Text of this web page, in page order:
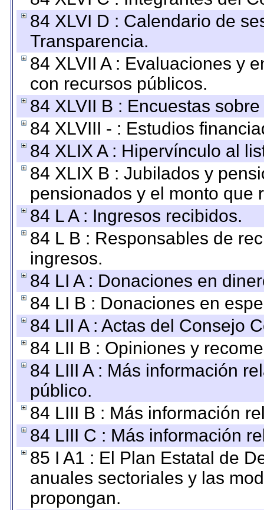
84 XLVI D : Calendario de
Transparencia.
84 XLVII A : Evaluaciones y
con recursos públicos.
84 XLVII B : Encuestas
84 XLVIII - : Estudios
84 XLIX A : Hipervínculo al
84 XLIX B : Jubilados y
pensionados y el monto que
84 L A : Ingresos recibidos.
84 L B : Responsables de
ingresos.
84 LI A : Donaciones en
84 LI B : Donaciones en
84 LII A : Actas del Consejo
84 LII B : Opiniones y
84 LIII A : Más información
público.
84 LIII B : Más información
84 LIII C : Más información
85 I A1 : El Plan Estatal de
anuales sectoriales y las
propongan.